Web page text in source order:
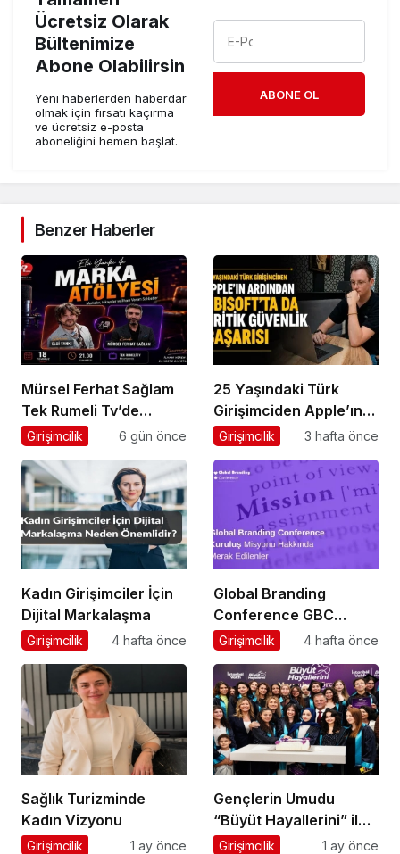
Ücretsiz Olarak
Bültenimize
Abone Olabilirsin
Yeni haberlerden haberdar
olmak için fırsatı kaçırma
ve ücretsiz e-posta
aboneliğini hemen başlat.
ABONE OL
Benzer Haberler
Mürsel Ferhat Sağlam
Tek Rumeli Tv’de
Marka Atölyesi
Oldu
Girişimcilik 6 gün önce
25 Yaşındaki Türk
Girişimciden Apple’ın
Ardından Ubisoft
Girişimcilik 3 hafta önce
Kadın Girişimciler İçin
Dijital Markalaşma
Girişimcilik 4 hafta önce
Global Branding
Conference GBC
Misyonu Hakkında
Girişimcilik 4 hafta önce
Sağlık Turizminde
Kadın Vizyonu
Girişimcilik 1 ay önce
Gençlerin Umudu
“Büyüt Hayallerini” ile
267 Genç Daha
Girişimcilik 1 ay önce